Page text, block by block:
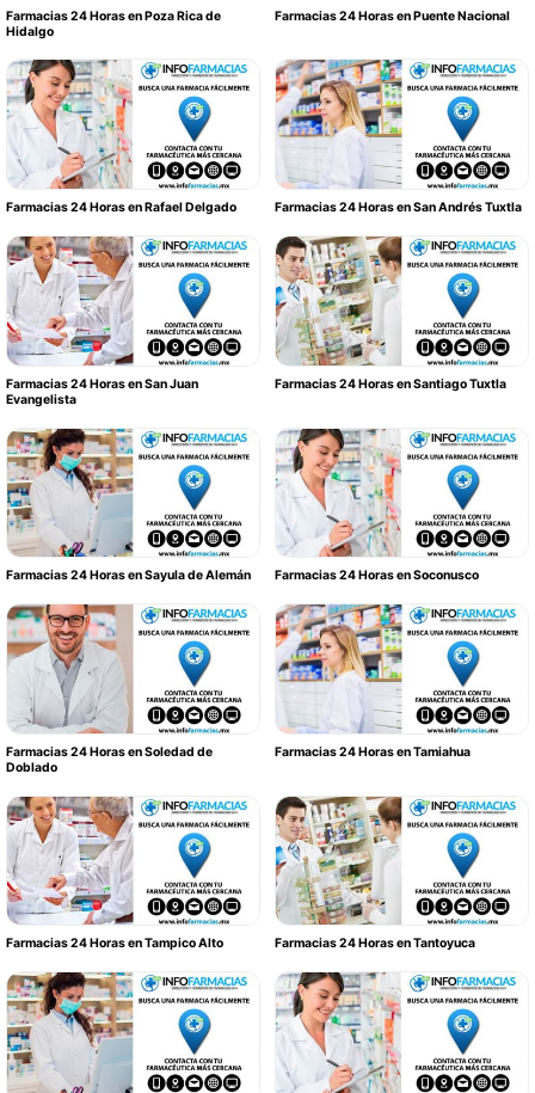
Farmacias 24 Horas en Poza Rica de
Hidalgo
Farmacias 24 Horas en Puente Nacional
Farmacias 24 Horas en Rafael Delgado Farmacias 24 Horas en San Andrés Tuxtla
Farmacias 24 Horas en San Juan
Evangelista
Farmacias 24 Horas en Santiago Tuxtla
Farmacias 24 Horas en Sayula de Alemán Farmacias 24 Horas en Soconusco
Farmacias 24 Horas en Soledad de
Doblado
Farmacias 24 Horas en Tamiahua
Farmacias 24 Horas en Tampico Alto Farmacias 24 Horas en Tantoyuca